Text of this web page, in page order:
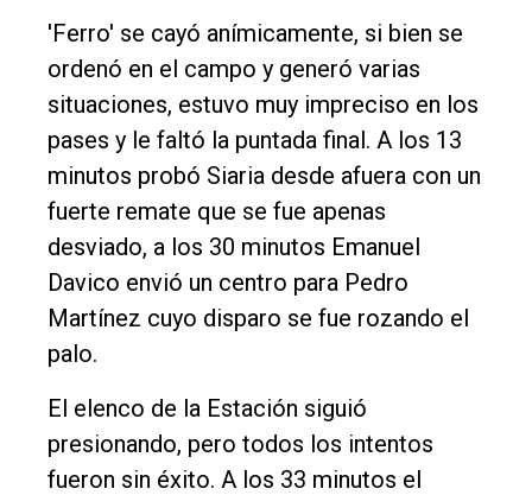
'Ferro' se cayó anímicamente, si bien se
ordenó en el campo y generó varias
situaciones, estuvo muy impreciso en los
pases y le faltó la puntada final. A los 13
minutos probó Siaria desde afuera con un
fuerte remate que se fue apenas
desviado, a los 30 minutos Emanuel
Davico envió un centro para Pedro
Martínez cuyo disparo se fue rozando el
palo.
El elenco de la Estación siguió
presionando, pero todos los intentos
fueron sin éxito. A los 33 minutos el